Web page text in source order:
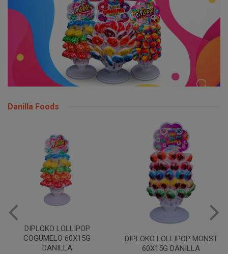
Danilla Foods
DIPLOKO LOLLIPOP MONST
60X15G DANILLA
60X15G DANILLA